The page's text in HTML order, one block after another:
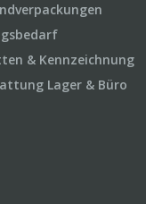
& Kennzeichnung
Lager & Büro